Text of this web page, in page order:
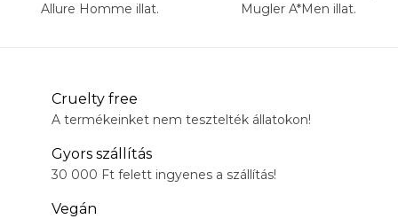
Allure Homme illat.
Mugler A*Men illat.
Cruelty free
A termékeinket nem tesztelték állatokon!
Gyors szállítás
30 000 Ft felett ingyenes a szállítás!
Vegán